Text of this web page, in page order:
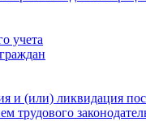
учета
и (или) ликвидация
трудового